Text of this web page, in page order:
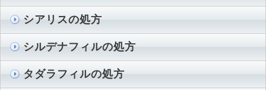
シアリスの処方
シルデナフィルの処方
タダラフィルの処方